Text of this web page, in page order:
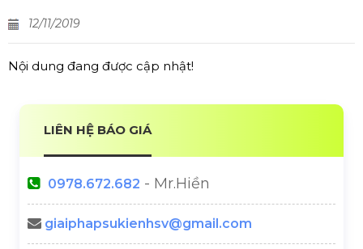
12/11/2019
Nội dung đang được cập nhật!
LIÊN HỆ BÁO GIÁ
0978.672.682 - Mr.Hiền
giaiphapsukienhsv@gmail.com